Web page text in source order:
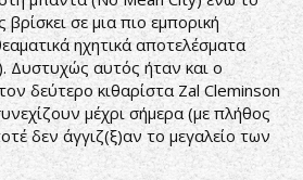
σε μια πιο εμπορική
ηχητικά αποτελέσματα
Δυστυχώς αυτός ήταν και ο
δεύτερο κιθαρίστα Zal Cleminson
μέχρι σήμερα (με πλήθος
δεν άγγιζ(ξ)αν το μεγαλείο των